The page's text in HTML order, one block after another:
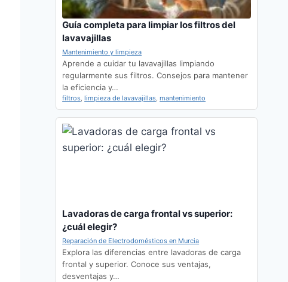
Guía completa para limpiar los filtros del
lavavajillas
Mantenimiento y limpieza
Aprende a cuidar tu lavavajillas limpiando
regularmente sus filtros. Consejos para mantener
la eficiencia y…
filtros,limpieza de lavavajillas,mantenimiento
Lavadoras de carga frontal vs superior:
¿cuál elegir?
Reparación de Electrodomésticos en Murcia
Explora las diferencias entre lavadoras de carga
frontal y superior. Conoce sus ventajas,
desventajas y…